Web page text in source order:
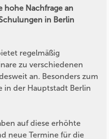
hohe Nachfrage an
in Berlin
regelmäßig
zu verschiedenen
an. Besonders zum
in der Hauptstadt Berlin
auf diese erhöhte
neue Termine für die